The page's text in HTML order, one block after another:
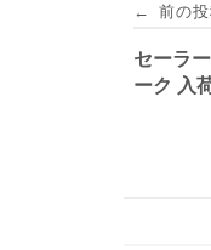
稿
← 前の
セーラ
ーク 入